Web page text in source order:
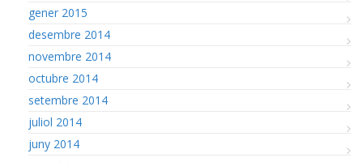
gener 2015
desembre 2014
novembre 2014
octubre 2014
setembre 2014
juliol 2014
juny 2014